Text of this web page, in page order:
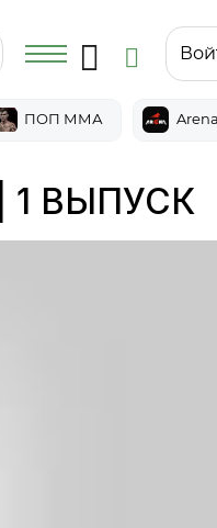
ПОП ММА Arena
1 ВЫПУСК